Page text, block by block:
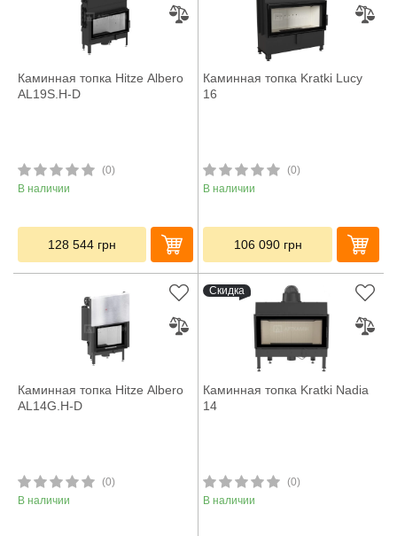
Каминная топка Hitze Albero
AL19S.H-D
(0)
В наличии
128 544 грн
Каминная топка Kratki Lucy
16
(0)
В наличии
106 090 грн
Каминная топка Hitze Albero
AL14G.H-D
(0)
В наличии
Скидка
Каминная топка Kratki Nadia
14
(0)
В наличии